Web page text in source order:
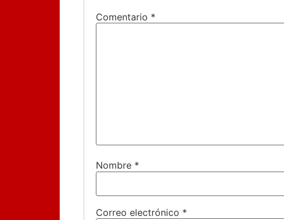
Comentario *
Nombre *
Correo electrónico *